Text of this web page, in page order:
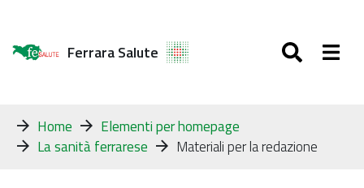
Ferrara Salute
Tu
sei
qui:
Home
Elementi per homepage
La sanità ferrarese
Materiali per la redazione